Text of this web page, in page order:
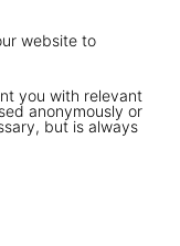
website to
you with relevant
anonymously or
but is always